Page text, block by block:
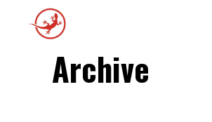
Archive